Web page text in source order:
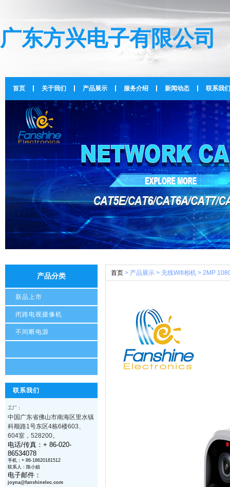
广东方兴电子有限公司
首页 关于我们 产品展示 服务介绍 新闻动态 联系我们
产品分类
新品上市
闭路电视摄像机
不间断电源
联系我们
工厂：
中国广东省佛山市南海区里水镇
科顺路1号东区4栋6楼603、
604室 ，528200。
电话/传真：+ 86-020-
86534078
手机：+ 86-18620181512
联系人：陈小姐
电子邮件：
joyna@fanshinelec.com
首页 > 产品展示 > 无线Wifi相机 > 2MP